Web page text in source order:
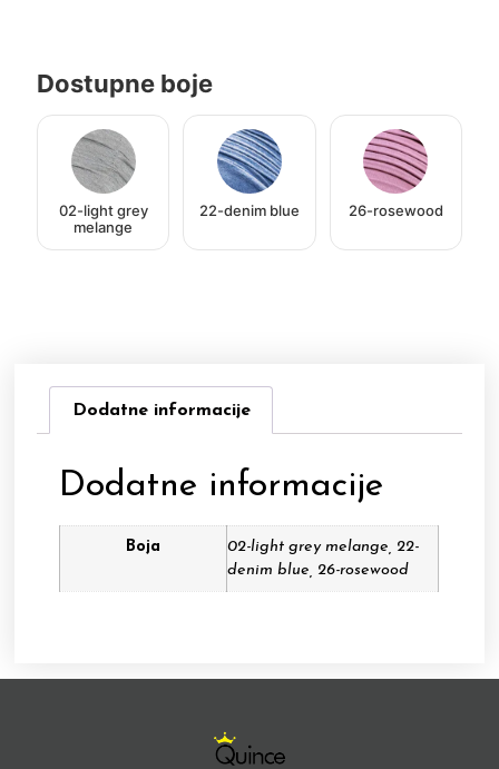
Dostupne boje
02-light grey
melange
22-denim blue 26-rosewood
Dodatne informacije
Dodatne informacije
Boja
02-light grey melange, 22-
denim blue, 26-rosewood